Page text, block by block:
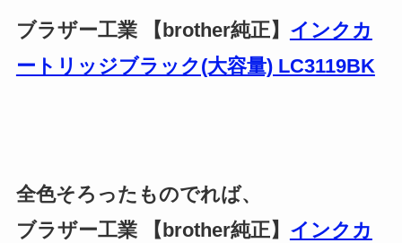
ブラザー工業 【brother純正】 インクカ
ートリッジブラック(大容量) LC3119BK
全色そろったものでれば、
ブラザー工業 【brother純正】 インクカ